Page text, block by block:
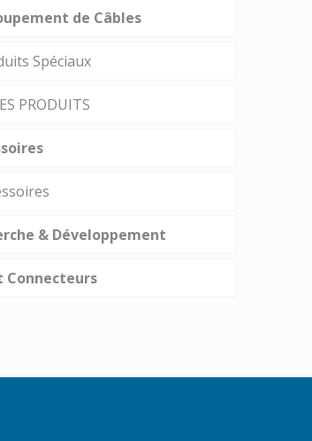
de Câbles
Spéciaux
PRODUITS
& Développement
Connecteurs